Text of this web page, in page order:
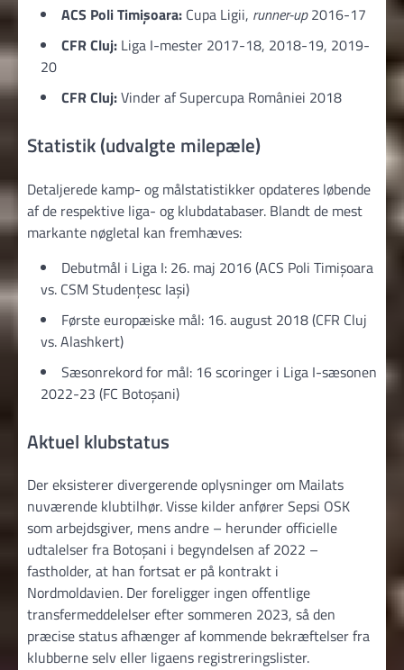
ACS Poli Timișoara: Cupa Ligii, runner-up2016-17
CFR Cluj: Liga I-mester 2017-18, 2018-19, 2019-
20
CFR Cluj:Vinder af Supercupa României 2018
Statistik (udvalgte milepæle)
Detaljerede kamp- og målstatistikker opdateres løbende
af de respektive liga- og klubdatabaser. Blandt de mest
markante nøgletal kan fremhæves:
Debutmål i Liga I: 26. maj 2016 (ACS Poli Timișoara
vs. CSM Studențesc Iași)
Første europæiske mål: 16. august 2018 (CFR Cluj
vs. Alashkert)
Sæsonrekord for mål: 16 scoringer i Liga I-sæsonen
2022-23 (FC Botoșani)
Aktuel klubstatus
Der eksisterer divergerende oplysninger om Mailats
nuværende klubtilhør. Visse kilder anfører Sepsi OSK
som arbejdsgiver, mens andre – herunder officielle
udtalelser fra Botoșani i begyndelsen af 2022 –
fastholder, at han fortsat er på kontrakt i
Nordmoldavien. Der foreligger ingen offentlige
transfermeddelelser efter sommeren 2023, så den
præcise status afhænger af kommende bekræftelser fra
klubberne selv eller ligaens registreringslister.